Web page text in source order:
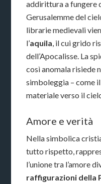
addirittura a fungere
Gerusalemme del
librarie medievali
l’aquila, il cui grido
dell’Apocalisse. La
così anomala risiede
simboleggia – come
materiale verso il
Amore e verità
Nella simbolica
tutto rispetto,
l’unione tra l’amore
raffigurazioni della